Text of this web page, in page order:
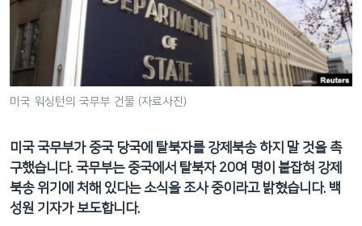
메
게
이
으
로
이
동
미국 워싱턴의 국무부 건물 (자료사진)
미국 국무부가 중국 당국에 탈북자를 강제북송 하지 말 것을 촉
구했습니다. 국무부는 중국에서 탈북자 20여 명이 붙잡혀 강제
북송 위기에 처해 있다는 소식을 조사 중이라고 밝혔습니다. 백
성원 기자가 보도합니다.